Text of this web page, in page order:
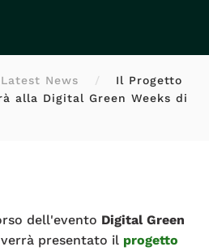
Latest News
Il Progetto
alla Digital Green Weeks di
dell'evento Digital Green
verrà presentato il progetto